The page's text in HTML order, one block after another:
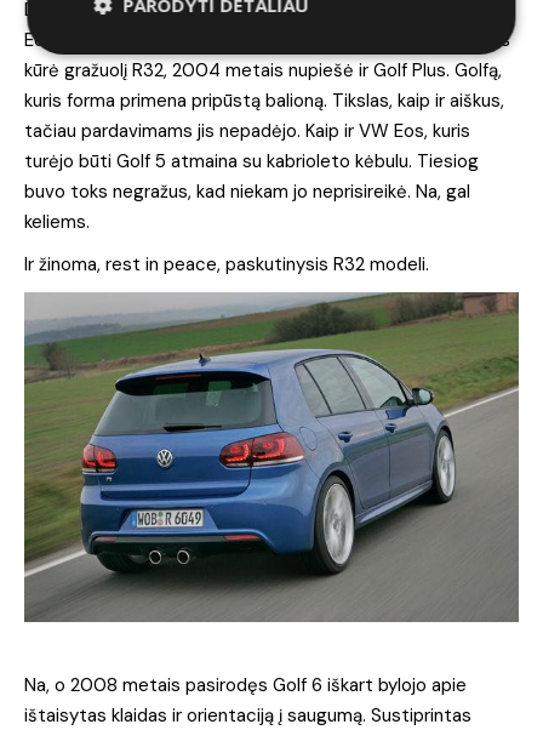
Dar dvi keistokos naujovės, kurias įnešė šis Golf: Golf plus ir
Eos. Kaip keistai beskambėtų, bet tas pats dizaineris, kuris
kūrė gražuolį R32, 2004 metais nupiešė ir Golf Plus. Golfą,
kuris forma primena pripūstą balioną. Tikslas, kaip ir aiškus,
tačiau pardavimams jis nepadėjo. Kaip ir VW Eos, kuris
turėjo būti Golf 5 atmaina su kabrioleto kėbulu. Tiesiog
buvo toks negražus, kad niekam jo neprisireikė. Na, gal
keliems.
Ir žinoma, rest in peace, paskutinysis R32 modeli.
Na, o 2008 metais pasirodęs Golf 6 iškart bylojo apie
ištaisytas klaidas ir orientaciją į saugumą. Sustiprintas